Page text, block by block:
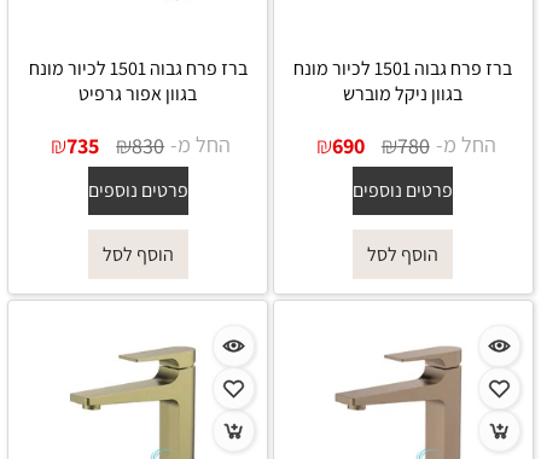
ברז פרח גבוה 1501 לכיור מונח
בגוון ניקל מוברש
החל מ- ₪780
₪690
פרטים נוספים
הוסף לסל
ברז פרח גבוה 1501 לכיור מונח
בגוון אפור גרפיט
החל מ- ₪830
₪735
פרטים נוספים
הוסף לסל